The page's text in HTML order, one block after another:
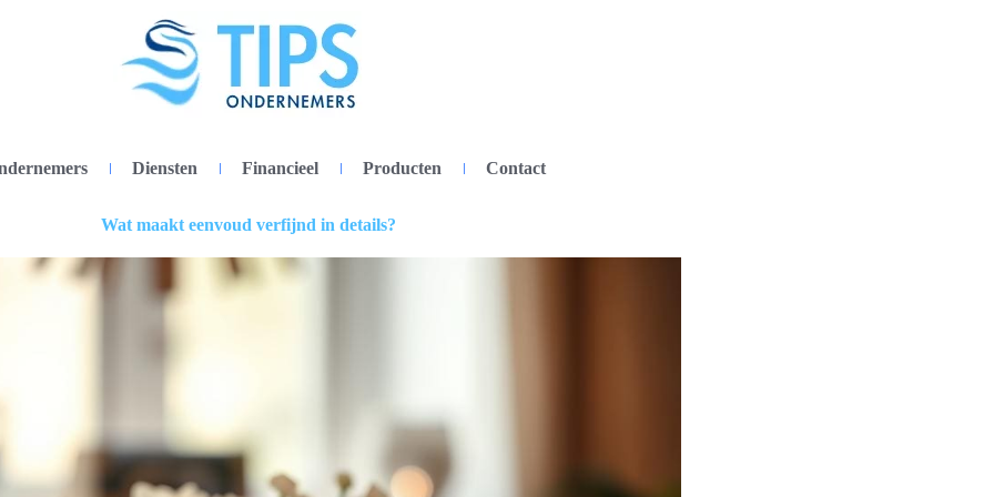
Diensten Financieel Producten Contact
Wat maakt eenvoud verfijnd in details?